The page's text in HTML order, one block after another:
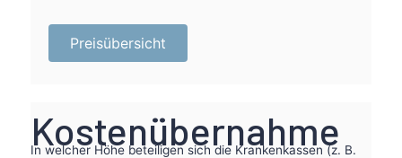
Preisübersicht
Kostenübernahme
In welcher Höhe beteiligen sich die Krankenkassen (z. B.